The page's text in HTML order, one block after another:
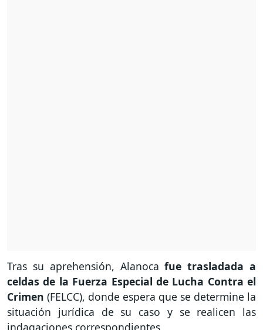
Tras su aprehensión, Alanocafue trasladada a
celdas de la Fuerza Especial de Lucha Contra el
Crimen (FELCC), donde espera que se determine la
situación jurídica de su caso y se realicen las
indagaciones correspondientes.